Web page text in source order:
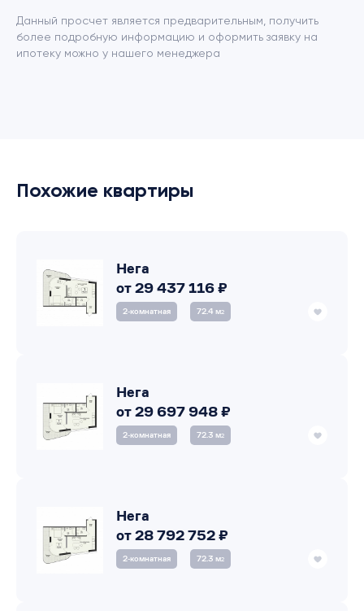
Данный просчет является предварительным, получить
более подробную информацию и оформить заявку на
ипотеку можно у нашего менеджера
Похожие квартиры
Нега
от 29 437 116 ₽
2‑комнатная 72.4 м2
Нега
от 29 697 948 ₽
2‑комнатная 72.3 м2
Нега
от 28 792 752 ₽
2‑комнатная 72.3 м2